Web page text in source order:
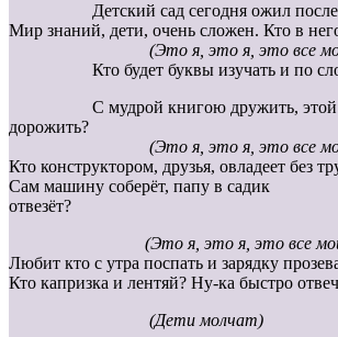
Детский сад сегодня ожил после
Мир знаний, дети, очень сложен. Кто в
(Это я, это я, это все мои
Кто будет буквы изучать и по
С мудрой книгою дружить, этой
дорожить?
(Это я, это я, это все мои
Кто конструктором, друзья, овладеет без
Сам машину соберёт, папу в садик
отвезёт?
(Это я, это я, это все мои
Любит кто с утра поспать и зарядку
Кто капризка и лентяй? Ну-ка быстро
(Дети молчат)